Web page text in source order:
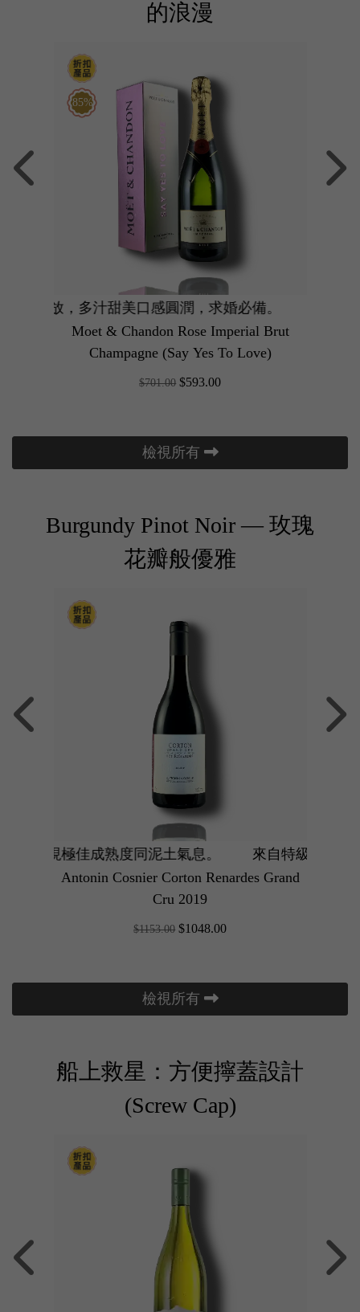
的浪漫
85%
甜美口感圓潤，求婚必備。
浪漫宣言特別版！專
Moet & Chandon Rose Imperial Brut
Champagne (Say Yes To Love)
$701.00 $593.00
，野士多啤梨與玫瑰花香狂野奔放，多汁甜美口感圓
檢視所有
Burgundy Pinot Noir — 玫瑰
花瓣般優雅
微型酒莊！內行人必搶超班入門，21 經典涼爽年份展
佳成熟度同泥土氣息。
來自特級園 Corton
Antonin Cosnier Corton Renardes Grand
Cru 2019
$1153.00 $1048.00
熟透甜美討好，紅車厘子與玫瑰香氣撲鼻，單寧極度
王者之村霸氣之作！18 極溫暖大年份
檢視所有
船上救星：方便擰蓋設計
(Screw Cap)
式風情！澳洲精品名莊高性價比白酒，水蜜桃與茉莉